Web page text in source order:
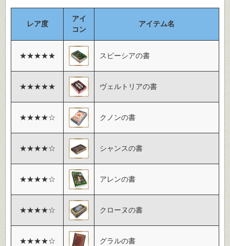
レア度
アイ
コン
アイテム名
★★★★★ スピーシアの書
★★★★★ ヴェルトリアの書
★★★★☆ クノンの書
★★★★☆ シャンスの書
★★★★☆ アレンの書
★★★★☆ クローヌの書
★★★★☆ グラルの書